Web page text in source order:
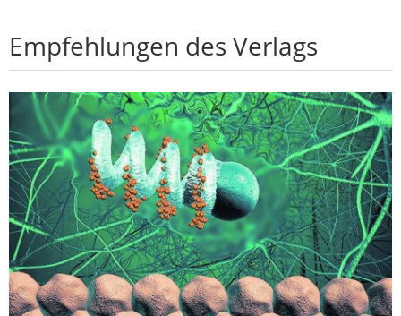
Empfehlungen des Verlags